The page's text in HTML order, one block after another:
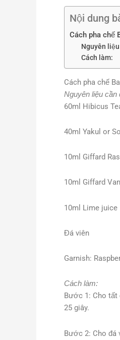
Nội dung
Cách pha chế
Nguyên
Cách làm:
Cách pha chế
Nguyên liệu cần
60ml Hibicus
40ml Yakul or
10ml Giffard
10ml Giffard
10ml Lime juice
Đá viên
Garnish:
Cách làm:
Bước 1: Cho tất
25 giây.
Bước 2: Cho đá